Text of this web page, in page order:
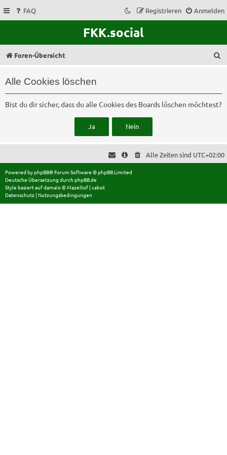
FAQ Anmelden
Registrieren
FKK.social
Foren-Übersicht
Alle Cookies löschen
Bist du dir sicher, dass du alle Cookies des Boards löschen möchtest?
Alle Zeiten sind UTC+02:00
Powered byphpBB® Forum Software © phpBB Limited
Deutsche Übersetzung durch phpBB.de
Style basiert aufdamaïo ©Mazeltof | cabot
Datenschutz | Nutzungsbedingungen